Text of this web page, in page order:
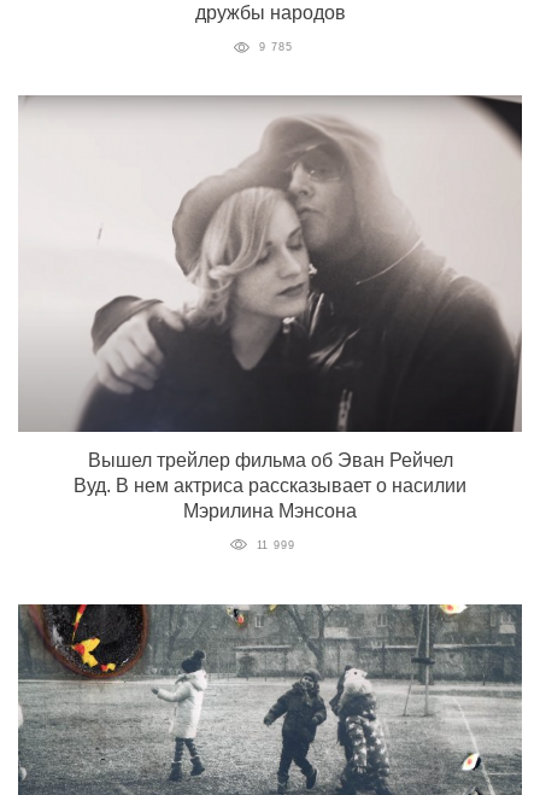
дружбы народов
9 785
Вышел трейлер фильма об Эван Рейчел
Вуд. В нем актриса рассказывает о насилии
Мэрилина Мэнсона
11 999